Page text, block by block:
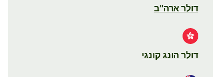
דולר ארה"ב
דולר הונג קונגי